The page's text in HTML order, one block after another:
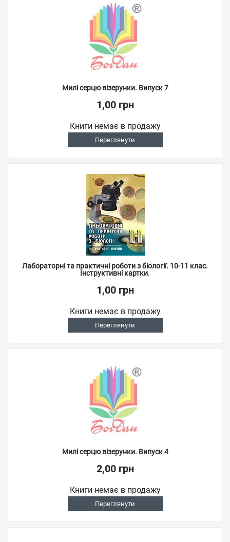
Милі серцю візерунки. Випуск 7
1,00 грн
Книги немає в продажу
Переглянути
Лабораторні та практичні роботи з біології. 10-11 клас.
Інструктивні картки.
1,00 грн
Книги немає в продажу
Переглянути
Милі серцю візерунки. Випуск 4
2,00 грн
Книги немає в продажу
Переглянути